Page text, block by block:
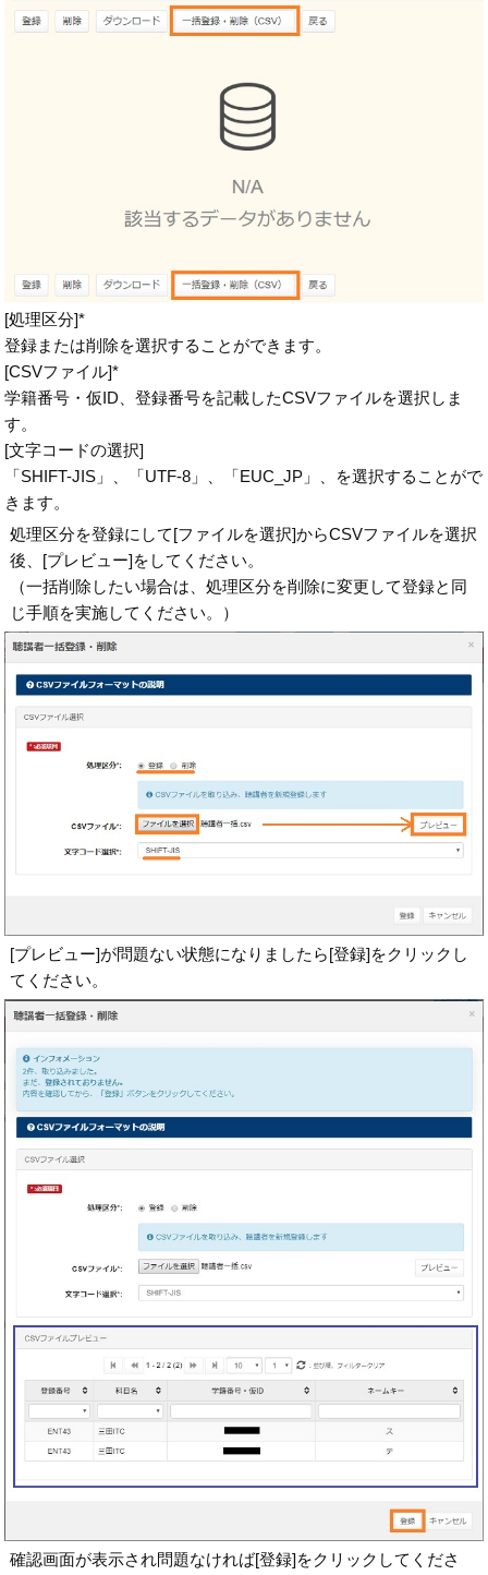
[処理区分]*
登録または削除を選択することができます。
[CSVファイル]*
学籍番号・仮ID、登録番号を記載したCSVファイルを選択しま
す。
[文字コードの選択]
「SHIFT-JIS」、「UTF-8」、「EUC_JP」、を選択することがで
きます。
処理区分を登録にして[ファイルを選択]からCSVファイルを選択
後、[プレビュー]をしてください。
（一括削除したい場合は、処理区分を削除に変更して登録と同
じ手順を実施してください。）
[プレビュー]が問題ない状態になりましたら[登録]をクリックし
てください。
確認画面が表示され問題なければ[登録]をクリックしてくださ